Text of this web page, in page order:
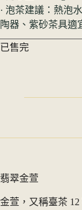
· 泡茶建議：熱泡
陶器、紫砂茶具適
已售完
翡翠金萱
金萱，又稱臺茶